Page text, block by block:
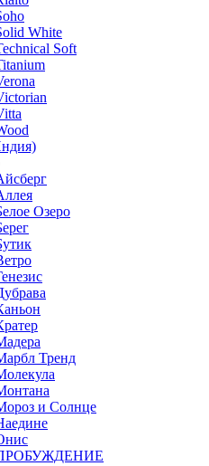
White
Soft
Озеро
Тренд
и Солнце
ПРОБУЖДЕНИЕ